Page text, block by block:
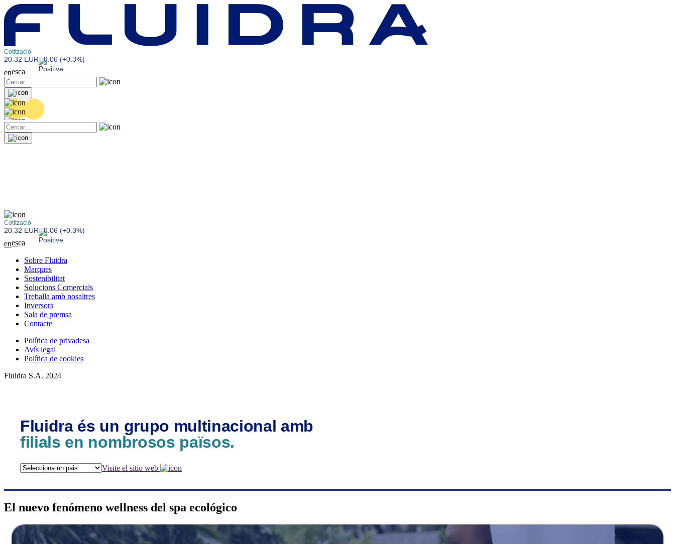
Cotització
20.32 EUR 0.06 (+0.3%)
enesca
Cotització
20.32 EUR 0.06 (+0.3%)
enesca
Sobre Fluidra
Marques
Sostenibilitat
Solucions Comercials
Treballa amb nosaltres
Inversors
Sala de premsa
Contacte
Política de privadesa
Avís legal
Política de cookies
Fluidra S.A. 2024
Fluidra és un grupo multinacional amb
filials en nombrosos països.
Visite el sitio web
El nuevo fenómeno wellness del spa ecológico